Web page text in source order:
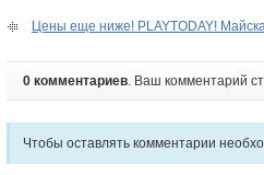
Цены еще ниже! PLAYTODAY!
0 комментариев. Ваш комментарий
Чтобы оставлять комментарии